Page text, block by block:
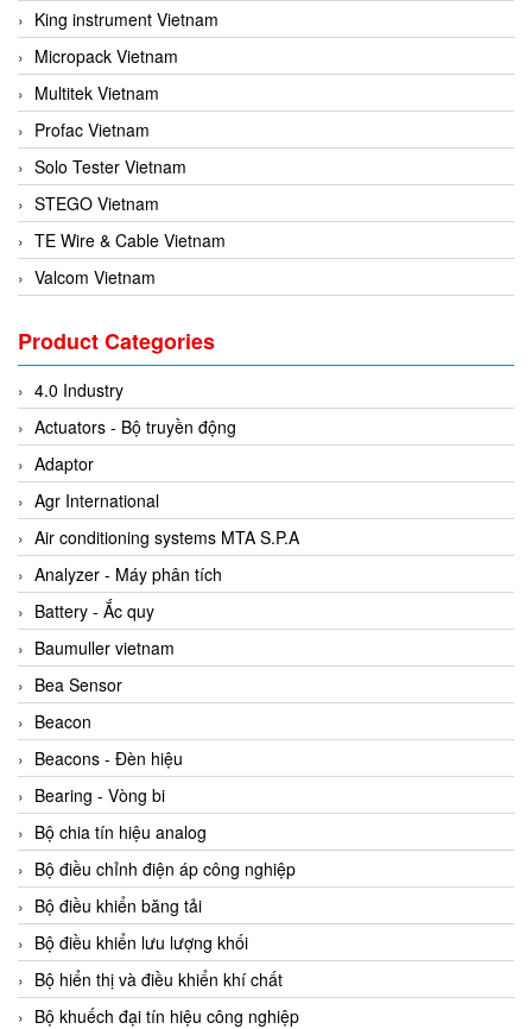
King instrument Vietnam
Micropack Vietnam
Multitek Vietnam
Profac Vietnam
Solo Tester Vietnam
STEGO Vietnam
TE Wire & Cable Vietnam
Valcom Vietnam
3CTEST Vietnam
4B VietNam Vietnam
ABB Vietnam
AC Infinity Vietnam
AC&E Telecommunications
AC&T Vietnam
Accepta Vietnam
ACCUMAC Vietnam
AccuWeb Vietnam
Acey
ACOEM Vietnam
ADCA Vietnam
ADFweb Vietnam
Adler Vietnam
Ados Vietnam
Advanced Energy Vietnam
Advantech Vietnam
Agate Vietnam
AGR International Vietnam
Product Categories
4.0 Industry
Actuators - Bộ truyền động
Adaptor
Agr International
Air conditioning systems MTA S.P.A
Analyzer - Máy phân tích
Battery - Ắc quy
Baumuller vietnam
Bea Sensor
Beacon
Beacons - Đèn hiệu
Bearing - Vòng bi
Bộ chia tín hiệu analog
Bộ điều chỉnh điện áp công nghiệp
Bộ điều khiển băng tải
Bộ điều khiển lưu lượng khối
Bộ hiển thị và điều khiển khí chất
Bộ khuếch đại tín hiệu công nghiệp